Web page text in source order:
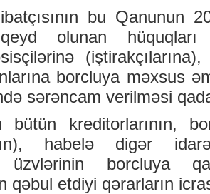
bu Qanunun
olunan hüquqları
borcluya məxsus
sərəncam verilməsi
bütün kreditorlarının,
habelə digər
üzvlərinin borcluya
qəbul etdiyi qərarların